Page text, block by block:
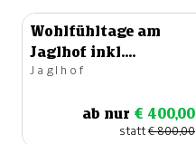
Wohlfühltage am
Jaglhof inkl.
Candlelight-Dinner
Jaglhof
ab nur € 400,00
statt€ 800,00